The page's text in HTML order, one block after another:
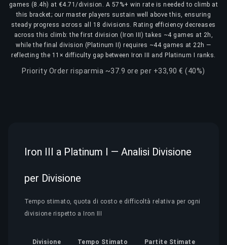
games (8.4h) at €4.71/division. A 57%+ win rate is needed to climb at
this bracket; our master players sustain well above this, ensuring
steady progress across all 18 divisions. Rating efficiency decreases
across this climb: the first division (Iron III) takes ~4 games at 2h,
while the final division (Platinum II) requires ~44 games at 22h —
reflecting the 11× difficulty gap between Iron III and Platinum I ranks.
Priority Order risparmia ~37.9 ore per +33,90 € (40%)
Iron III a Platinum I — Analisi Divisione
per Divisione
Tempo stimato, quota di costo e difficoltà relativa per ogni
divisione rispetto a Iron III
Divisione Tempo Stimato Partite Stimate